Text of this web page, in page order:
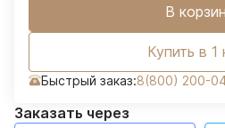
В
Купить в 1
Быстрый заказ:8(800) 200-
Заказать через